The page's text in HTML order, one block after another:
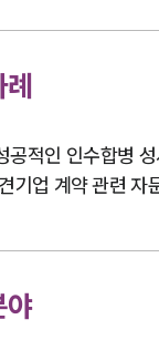
공적인 인수합병
기업 계약 관련 자
야